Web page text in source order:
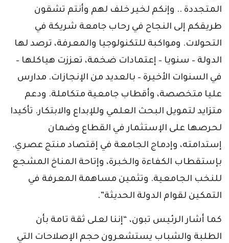
المتجددة .. وإنكم لخير خلف لهم وأنتم تشقون
طريقكم إلى النجاح في رحاب جامعة شريكة في
التحولات. ومواكبة للتكنولوجيا والمعرفة، ترصد لها
الدولة – سنويا – إعتمادات ضخمة، تعززت هياكلها –
في السنوات الأخيرة – بالعديد من الإنجازات. مدارس
عليا متخصصة، وأقطاب جامعية متكاملة. ودعم
متزايد لتمويل البحث العلمي وللإبداع والابتكار. تأكيدا
لحرصها على الإستثمار في القطاع وضمان
إستدامته، وإدماج الجامعة في إقتصاد منتج عصري.
بإستقطاب الكفاءة والخبرة، وإتاحة المناخ المشجع
للنخب الجامعية. وتثمين مساهمة المعرفة في
التمكين لقوام الدولة الحديثة”.
كما أشار الرئيس تبون، “إننا لعلى ثقة تامة بأن
الطلبة والشباب يستشعرون حجم الإصلاحات التي